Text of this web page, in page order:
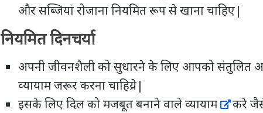
और सब्जियां रोजाना नियमित रूप से खाना चाहिए|
नियमित दिनचर्या
अपनी जीवनशैली को सुधारने के लिए आपको
व्‍यायाम जरूर करना चाहिय्रे|
इसके लिएदिल को मजबूत बनाने वाले व्यायाम
करे जैसे